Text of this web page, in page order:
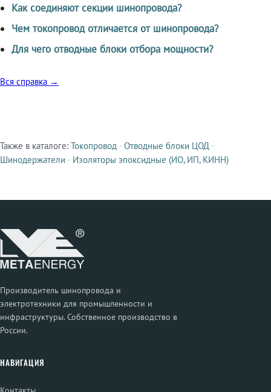
Как соединяют секции шинопровода?
Чем токопровод отличается от шинопровода?
Для чего отводные блоки отбора мощности?
Вся справка →
Смежные продукты
Также в каталоге: Токопровод · Отводные блоки ЦОД ·
Шинодержатели · Изоляторы эпоксидные (ИО, ИП, КИНН)
Производитель шинопровода и
электротехники для промышленности и
инфраструктуры. Собственное производство в
России.
НАВИГАЦИЯ